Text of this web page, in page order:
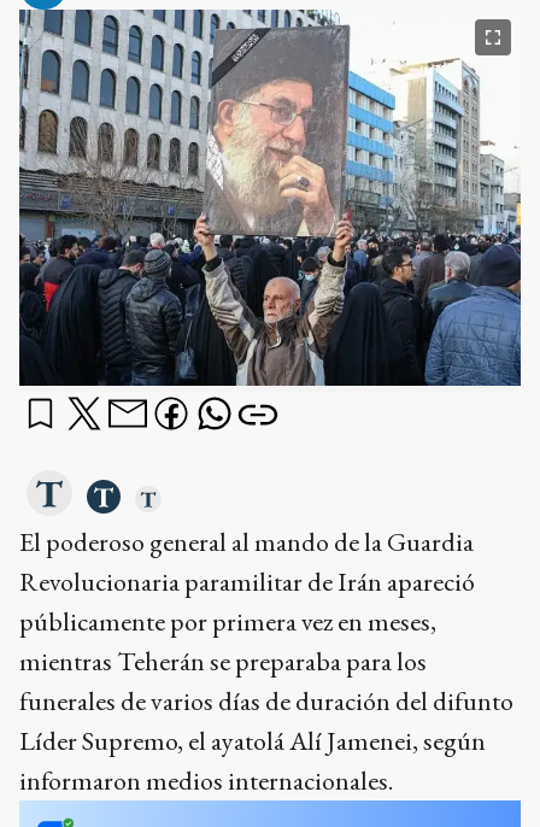
El poderoso general al mando de la Guardia
Revolucionaria paramilitar de Irán apareció
públicamente por primera vez en meses,
mientras Teherán se preparaba para los
funerales de varios días de duración del difunto
Líder Supremo, el ayatolá Alí Jamenei, según
informaron medios internacionales.